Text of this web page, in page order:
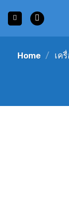
content
Home / เค